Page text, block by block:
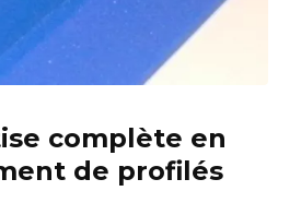
complète en
de profilés